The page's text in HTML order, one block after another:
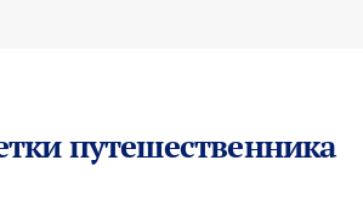
путешественника